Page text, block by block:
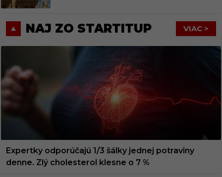
NAJ ZO STARTITUP VIAC >
Expertky odporúčajú 1/3 šálky jednej potraviny
denne. Zlý cholesterol klesne o 7 %